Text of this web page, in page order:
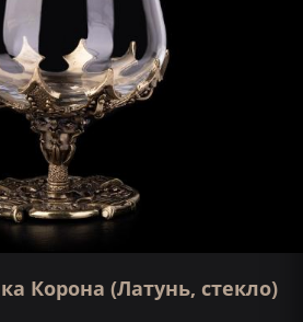
Корона (Латунь, стекло)